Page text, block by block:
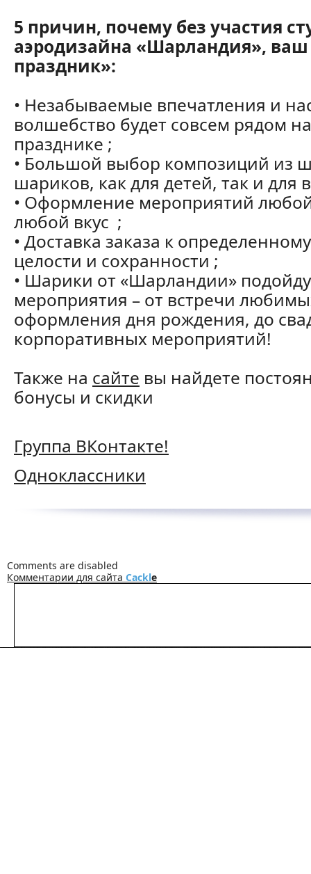
5 причин, почему без участия
аэродизайна «Шарландия», ваш
праздник»:
• Незабываемые впечатления и
волшебство будет совсем рядом
празднике ;
• Большой выбор композиций из
шариков, как для детей, так и для
• Оформление мероприятий
любой вкус ;
• Доставка заказа к
целости и сохранности ;
• Шарики от «Шарландии»
мероприятия – от встречи
оформления дня рождения, до
корпоративных мероприятий!
Также на сайте вы найдете
бонусы и скидки
Группа ВКонтакте!
Одноклассники
Comments are disabled
Комментарии для сайта Cackle